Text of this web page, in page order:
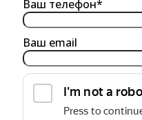
Ваш телефон*
Ваш email